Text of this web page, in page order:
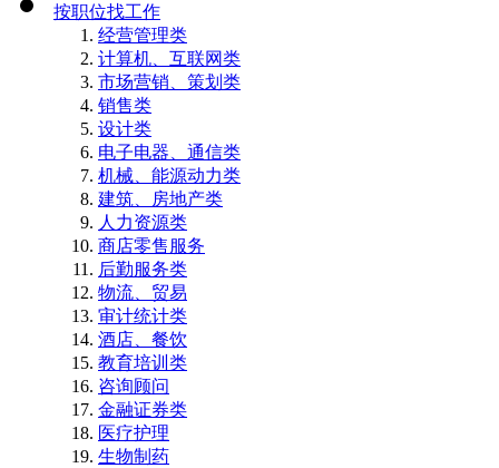
按职位找工作
经营管理类
计算机、互联网类
市场营销、策划类
销售类
设计类
电子电器、通信类
机械、能源动力类
建筑、房地产类
人力资源类
商店零售服务
后勤服务类
物流、贸易
审计统计类
酒店、餐饮
教育培训类
咨询顾问
金融证券类
医疗护理
生物制药